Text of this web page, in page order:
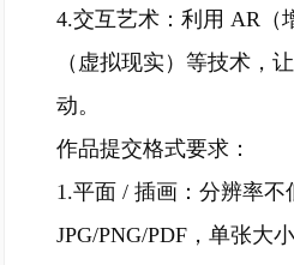
4.交互艺术：利用 AR（
（虚拟现实）等技术，
动。
作品提交格式要求：
1.平面 / 插画：分辨率不
JPG/PNG/PDF，单张大